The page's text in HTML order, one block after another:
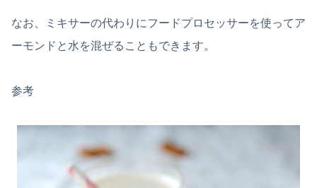
なお、ミキサーの代わりにフードプロセッサーを使ってア
ーモンドと水を混ぜることもできます。
参考